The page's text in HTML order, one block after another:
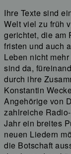
Ihre Texte sind
Welt viel zu früh
gerichtet, die am
fristen und auch
Leben nicht
sind da,
durch ihre
Konstantin
Angehörige von
zahlreiche
Jahr ein breites
neuen Liedern
die Botschaft